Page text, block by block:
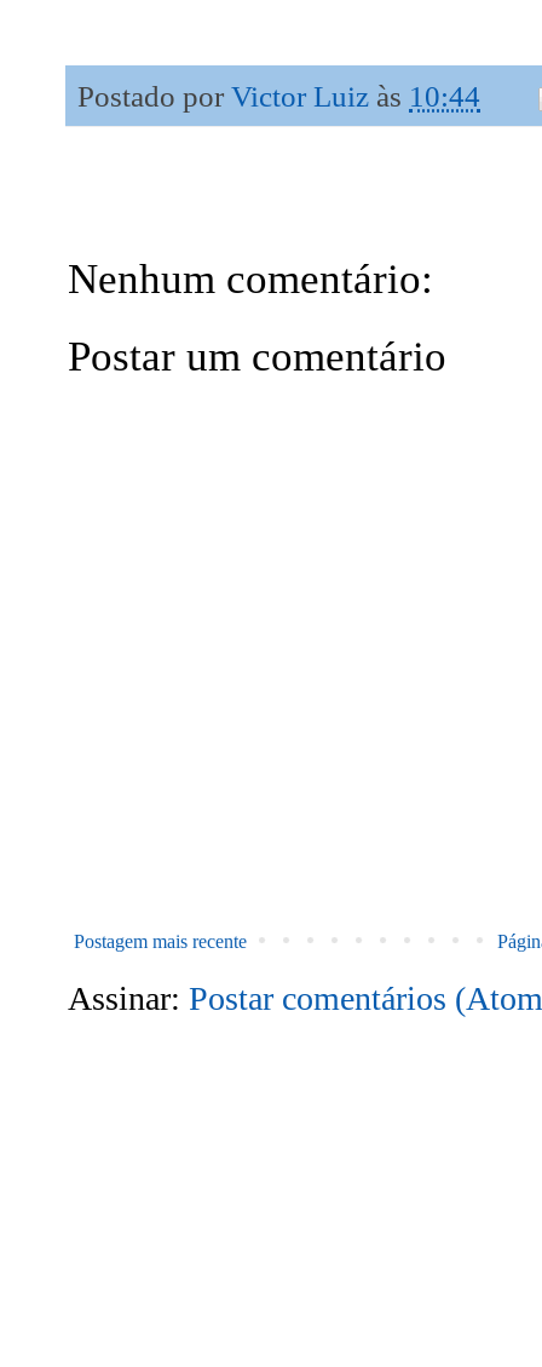
Postado por Victor Luiz às 10:44
Nenhum comentário:
Postar um comentário
Postagem mais recente
Assinar: Postar comentários